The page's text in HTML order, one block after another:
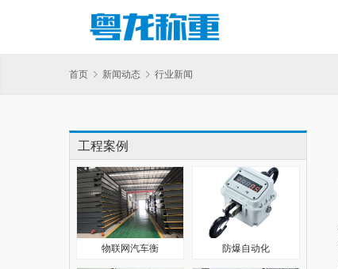
首页 新闻动态 行业新闻
工程案例
物联网汽车衡 防爆自动化